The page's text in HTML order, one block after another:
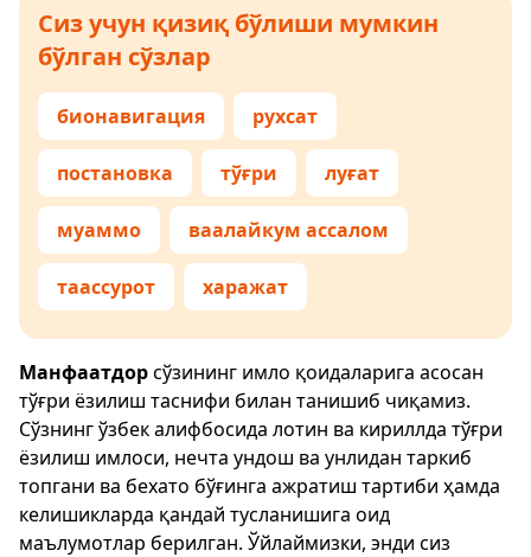
Сиз учун қизиқ бўлиши мумкин
бўлган сўзлар
бионавигация рухсат
постановка тўғри луғат
муаммо ваалайкум ассалом
таассурот харажат
Манфаатдорсўзининг имло қоидаларига асосан
тўғри ёзилиш таснифи билан танишиб чиқамиз.
Сўзнинг ўзбек алифбосида лотин ва кириллда тўғри
ёзилиш имлоси, нечта ундош ва унлидан таркиб
топгани ва бехато бўғинга ажратиш тартиби ҳамда
келишикларда қандай тусланишига оид
маълумотлар берилган. Ўйлаймизки, энди сиз